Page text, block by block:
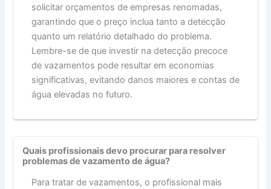
solicitar orçamentos de empresas renomadas,
garantindo que o preço inclua tanto a detecção
quanto um relatório detalhado do problema.
Lembre-se de que investir na detecção precoce
de vazamentos pode resultar em economias
significativas, evitando danos maiores e contas de
água elevadas no futuro.
Quais profissionais devo procurar para resolver
problemas de vazamento de água?
Para tratar de vazamentos, o profissional mais